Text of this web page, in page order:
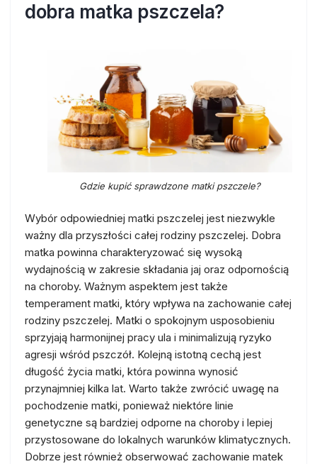
dobra matka pszczela?
Gdzie kupić sprawdzone matki pszczele?
Wybór odpowiedniej matki pszczelej jest niezwykle
ważny dla przyszłości całej rodziny pszczelej. Dobra
matka powinna charakteryzować się wysoką
wydajnością w zakresie składania jaj oraz odpornością
na choroby. Ważnym aspektem jest także
temperament matki, który wpływa na zachowanie całej
rodziny pszczelej. Matki o spokojnym usposobieniu
sprzyjają harmonijnej pracy ula i minimalizują ryzyko
agresji wśród pszczół. Kolejną istotną cechą jest
długość życia matki, która powinna wynosić
przynajmniej kilka lat. Warto także zwrócić uwagę na
pochodzenie matki, ponieważ niektóre linie
genetyczne są bardziej odporne na choroby i lepiej
przystosowane do lokalnych warunków klimatycznych.
Dobrze jest również obserwować zachowanie matek